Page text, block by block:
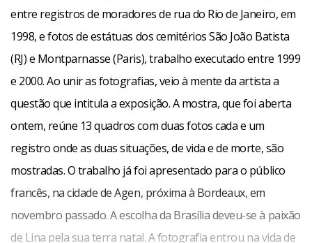
entre registros de moradores de rua do Rio de Janeiro, em
1998, e fotos de estátuas dos cemitérios São João Batista
(RJ) e Montparnasse (Paris), trabalho executado entre 1999
e 2000. Ao unir as fotografias, veio à mente da artista a
questão que intitula a exposição. A mostra, que foi aberta
ontem, reúne 13 quadros com duas fotos cada e um
registro onde as duas situações, de vida e de morte, são
mostradas. O trabalho já foi apresentado para o público
francês, na cidade de Agen, próxima à Bordeaux, em
novembro passado. A escolha da Brasília deveu-se à paixão
de Lina pela sua terra natal. A fotografia entrou na vida de